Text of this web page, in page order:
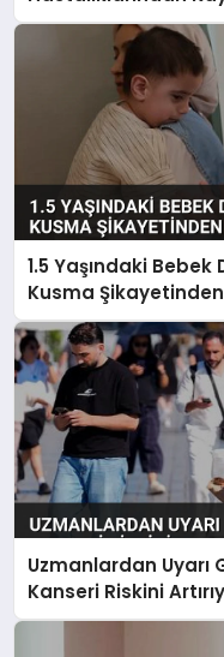
1.5 Yaşındaki
Kusma
Uzmanlardan Uyarı
Kanseri Riskini